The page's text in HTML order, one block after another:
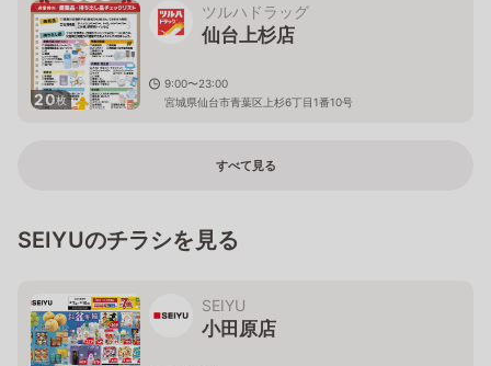
20枚
ツルハドラッグ
仙台上杉店
9:00〜23:00
宮城県仙台市青葉区上杉6丁目1番10号
すべて見る
SEIYUのチラシを見る
SEIYU
小田原店